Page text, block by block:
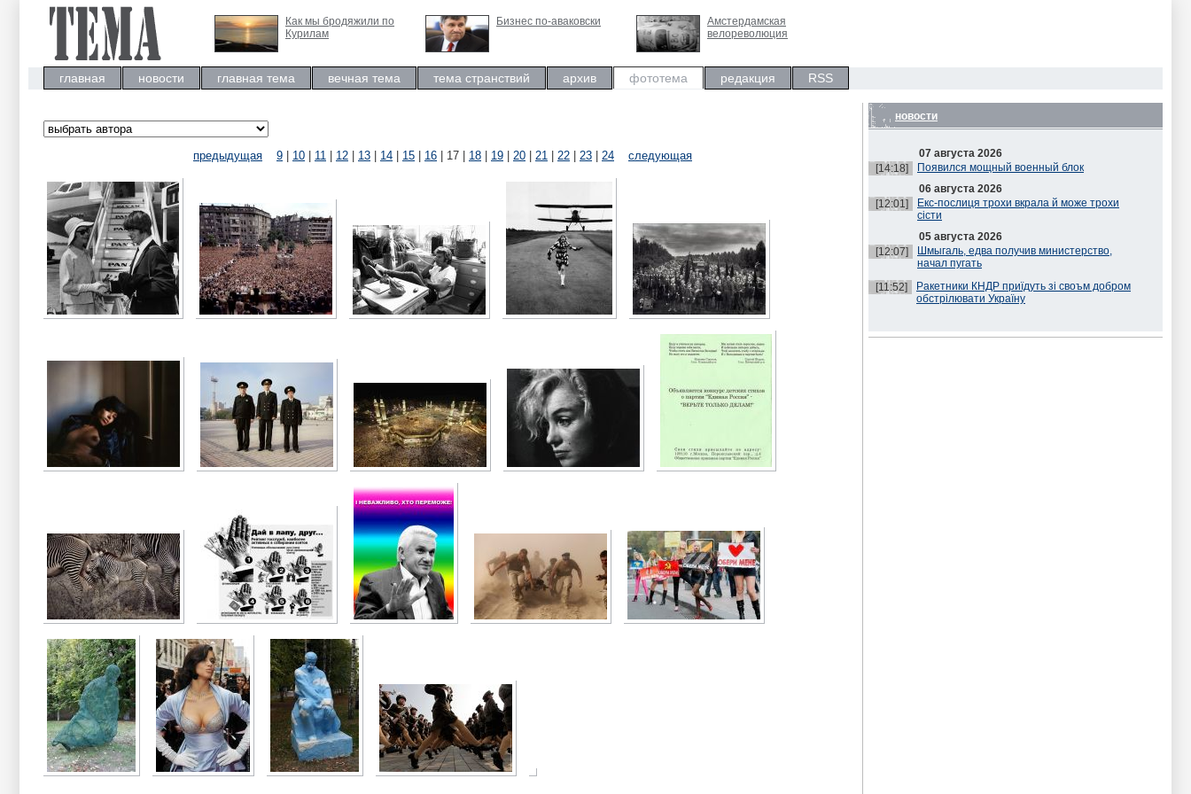
Как мы бродяжили по
Курилам
Бизнес по-аваковски
Амстердамская
велореволюция
главная новости главная тема вечная тема тема странствий архив фототема редакция RSS
предыдущая 9 10 11 12 13 14 15 16 | 17 | 18 19 20 21 22 23 24 следующая
новости
07 августа 2026
[14:18]
Появился мощный военный блок
06 августа 2026
[12:01]
Екс-послиця трохи вкрала й може трохи
сісти
05 августа 2026
[12:07]
Шмыгаль, едва получив министерство,
начал пугать
[11:52]
Ракетники КНДР приїдуть зі своъм добром
обстрілювати Україну